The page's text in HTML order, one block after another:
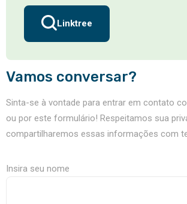
Linktree
Vamos conversar?
Sinta-se à vontade para entrar em contato
ou por este formulário! Respeitamos sua
compartilharemos essas informações com
Insira seu nome